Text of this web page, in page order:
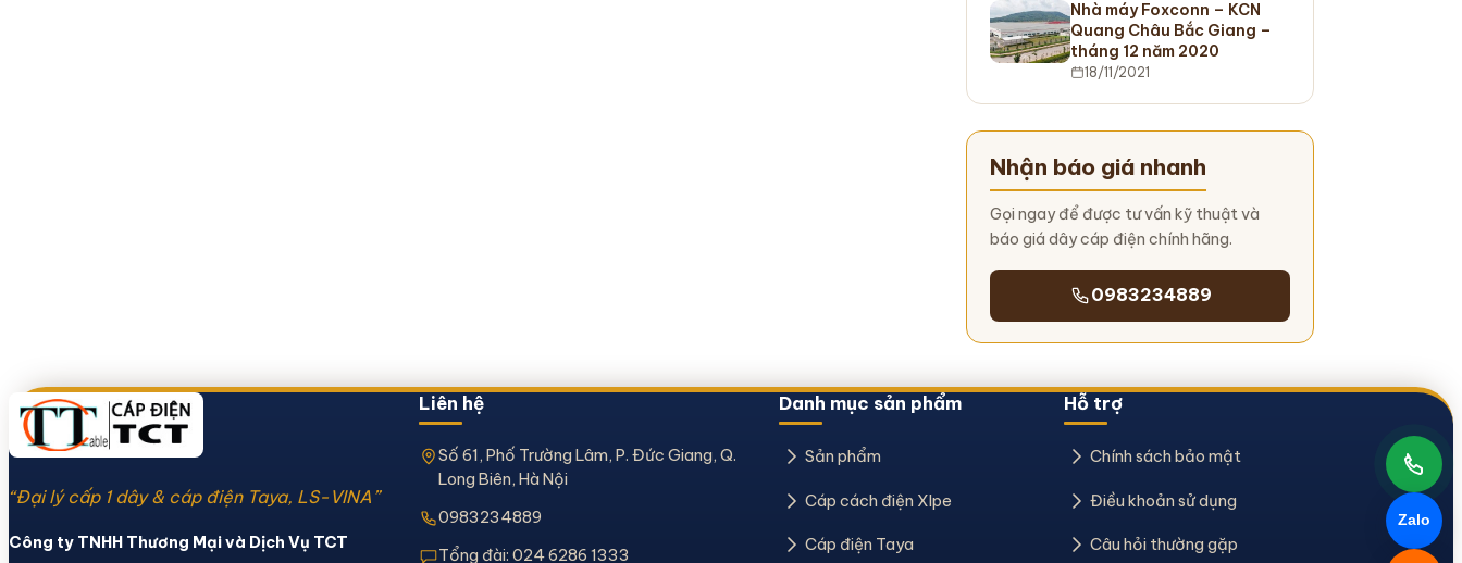
Nhà máy Foxconn – KCN
Quang Châu Bắc Giang –
tháng 12 năm 2020
18/11/2021
Nhận báo giá nhanh
Gọi ngay để được tư vấn kỹ thuật và
báo giá dây cáp điện chính hãng.
0983234889
“Đại lý cấp 1 dây & cáp điện Taya, LS-VINA”
Công ty TNHH Thương Mại và Dịch Vụ TCT
Liên hệ
Số 61, Phố Trường Lâm, P. Đức Giang, Q.
Long Biên, Hà Nội
0983234889
Tổng đài: 024 6286 1333
Danh mục sản phẩm
Sản phẩm
Cáp cách điện Xlpe
Cáp điện Taya
Hỗ trợ
Chính sách bảo mật
Điều khoản sử dụng
Câu hỏi thường gặp
Zalo